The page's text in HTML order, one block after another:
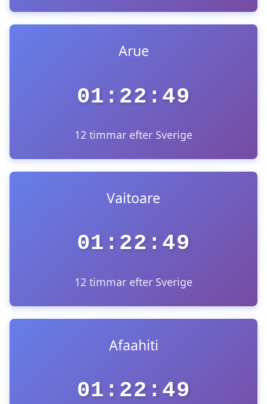
Arue
01:22:49
12 timmar efter Sverige
Vaitoare
01:22:49
12 timmar efter Sverige
Afaahiti
01:22:49